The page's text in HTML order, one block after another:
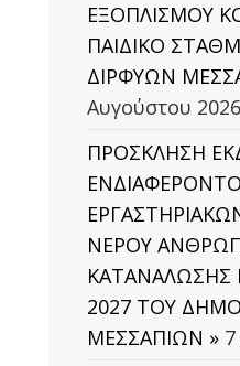
ΕΞΟΠΛΙΣΜΟΥ
ΠΑΙΔΙΚΟ
ΔΙΡΦΥΩΝ
Αυγούστου 2026
ΠΡΟΣΚΛΗΣΗ
ΝΕΡΟΥ
ΚΑΤΑΝΑΛΩΣΗΣ
2027 ΤΟΥ
ΜΕΣΣΑΠΙΩΝ »